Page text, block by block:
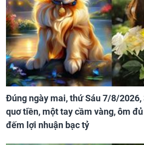
Đúng ngày mai, thứ Sáu 7/8/
quơ tiền, một tay cầm vàng, ôm
đếm lợi nhuận bạc tỷ